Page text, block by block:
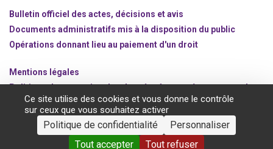
Bulletin officiel des actes, décisions et avis
Documents administratifs mis à la disposition du public
Opérations donnant lieu au paiement d'un droit
Mentions légales
Politique de protection des données à caractère personnel
Gestion des cookies
©2020 ANSM.SANTE.FR
Ce site utilise des cookies et vous donne le contrôle
sur ceux que vous souhaitez activer
Tout accepter Tout refuser
Personnaliser
Politique de confidentialité